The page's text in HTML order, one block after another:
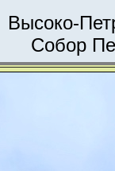
Высоко-
Собор